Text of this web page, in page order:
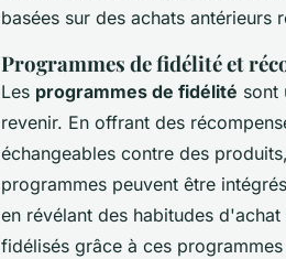
basées sur des achats
Programmes de fidélité et
Les programmes de fidélité sont
revenir. En offrant des
échangeables contre des
programmes peuvent être
en révélant des habitudes
fidélisés grâce à ces